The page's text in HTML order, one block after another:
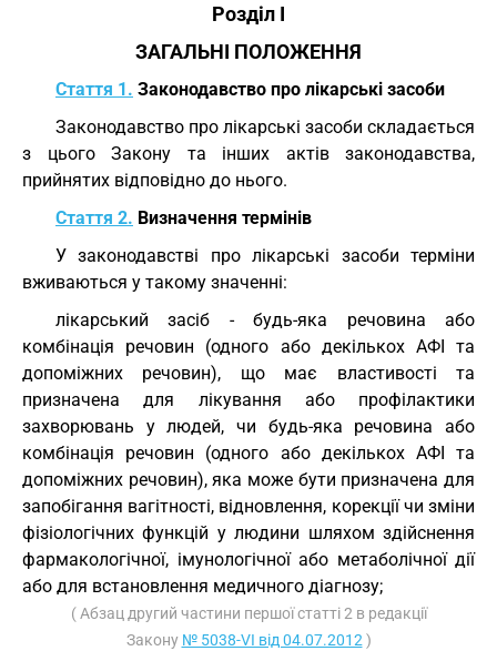
Розділ I
ЗАГАЛЬНІ ПОЛОЖЕННЯ
Стаття 1. Законодавство про лікарські засоби
Законодавство про лікарські засоби складається
з цього Закону та інших актів законодавства,
прийнятих відповідно до нього.
Стаття 2. Визначення термінів
У законодавстві про лікарські засоби терміни
вживаються у такому значенні:
лікарський засіб - будь-яка речовина або
комбінація речовин (одного або декількох АФІ та
допоміжних речовин), що має властивості та
призначена для лікування або профілактики
захворювань у людей, чи будь-яка речовина або
комбінація речовин (одного або декількох АФІ та
допоміжних речовин), яка може бути призначена для
запобігання вагітності, відновлення, корекції чи зміни
фізіологічних функцій у людини шляхом здійснення
фармакологічної, імунологічної або метаболічної дії
або для встановлення медичного діагнозу;
( Абзац другий частини першої статті 2 в редакції
Закону № 5038-VI від 04.07.2012 )